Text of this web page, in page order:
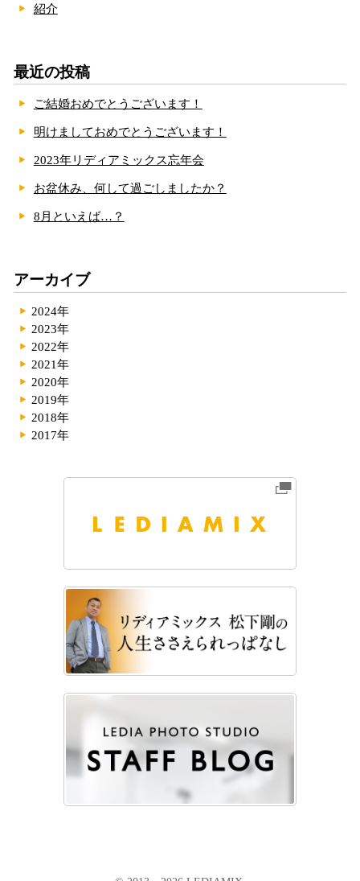
紹介
最近の投稿
ご結婚おめでとうございます！
明けましておめでとうございます！
2023年リディアミックス忘年会
お盆休み、何して過ごしましたか？
8月といえば…？
アーカイブ
2024年
2023年
2022年
2021年
2020年
2019年
2018年
2017年